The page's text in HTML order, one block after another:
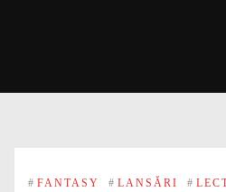
# FANTASY # LANSĂRI #